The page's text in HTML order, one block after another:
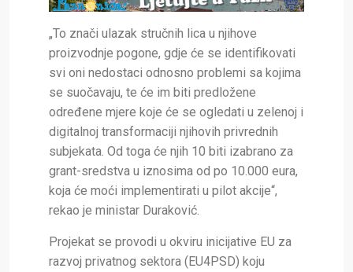
„To znači ulazak stručnih lica u njihove
proizvodnje pogone, gdje će se identifikovati
svi oni nedostaci odnosno problemi sa kojima
se suočavaju, te će im biti predložene
određene mjere koje će se ogledati u zelenoj i
digitalnoj transformaciji njihovih privrednih
subjekata. Od toga će njih 10 biti izabrano za
grant-sredstva u iznosima od po 10.000 eura,
koja će moći implementirati u pilot akcije“,
rekao je ministar Duraković.
Projekat se provodi u okviru inicijative EU za
razvoj privatnog sektora (EU4PSD) koju